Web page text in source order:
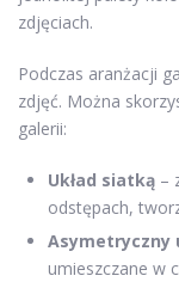
zdjęciach.
Podczas aranżacji
zdjęć. Można
galerii:
Układ siatką –
odstępach,
Asymetryczny
umieszczane w